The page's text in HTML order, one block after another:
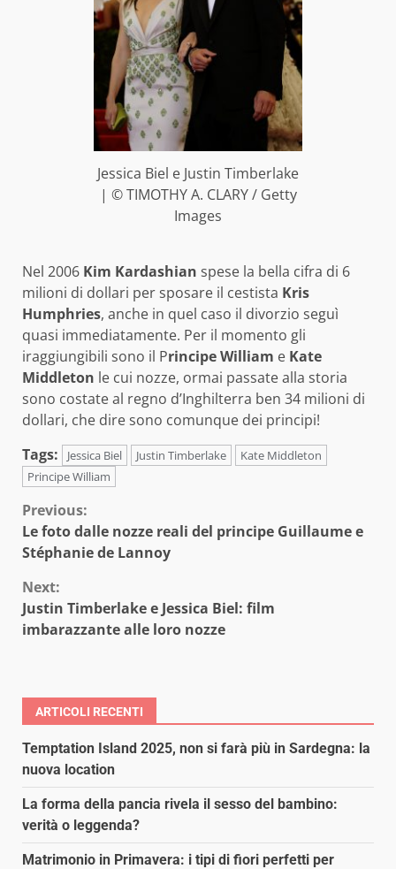
Jessica Biel e Justin Timberlake
| © TIMOTHY A. CLARY / Getty
Images
Nel 2006 Kim Kardashian spese la bella cifra di 6
milioni di dollari per sposare il cestista Kris
Humphries, anche in quel caso il divorzio seguì
quasi immediatamente. Per il momento gli
iraggiungibili sono il Principe William e Kate
Middleton le cui nozze, ormai passate alla storia
sono costate al regno d’Inghilterra ben 34 milioni di
dollari, che dire sono comunque dei principi!
Tags:
Jessica Biel Justin Timberlake
Kate Middleton
Principe William
Continue
Reading
Previous:
Le foto dalle nozze reali del principe Guillaume e
Stéphanie de Lannoy
Next:
Justin Timberlake e Jessica Biel: film
imbarazzante alle loro nozze
ARTICOLI RECENTI
Temptation Island 2025, non si farà più in Sardegna: la
nuova location
La forma della pancia rivela il sesso del bambino:
verità o leggenda?
Matrimonio in Primavera: i tipi di fiori perfetti per